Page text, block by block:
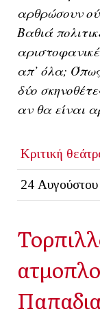
αρθρώσουν
Βαθιά
απ’ όλα; Όπως
δύο
αν θα είναι
Κριτική
24